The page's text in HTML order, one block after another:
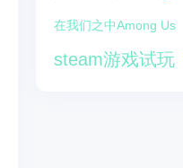
在我们之中Among Us
steam游戏试玩